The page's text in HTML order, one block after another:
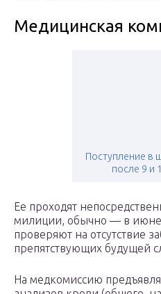
Медицинская
Поступление в
после 9 и
Ее проходят
милиции, обычно — в
проверяют на отсутствие
препятствующих будущей
На медкомиссию